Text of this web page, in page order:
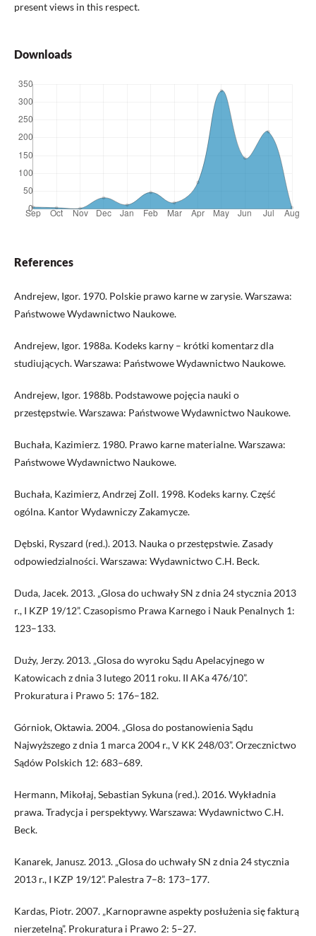
present views in this respect.
Downloads
References
Andrejew, Igor. 1970. Polskie prawo karne w zarysie. Warszawa:
Państwowe Wydawnictwo Naukowe.
Andrejew, Igor. 1988a. Kodeks karny – krótki komentarz dla
studiujących. Warszawa: Państwowe Wydawnictwo Naukowe.
Andrejew, Igor. 1988b. Podstawowe pojęcia nauki o
przestępstwie. Warszawa: Państwowe Wydawnictwo Naukowe.
Buchała, Kazimierz. 1980. Prawo karne materialne. Warszawa:
Państwowe Wydawnictwo Naukowe.
Buchała, Kazimierz, Andrzej Zoll. 1998. Kodeks karny. Część
ogólna. Kantor Wydawniczy Zakamycze.
Dębski, Ryszard (red.). 2013. Nauka o przestępstwie. Zasady
odpowiedzialności. Warszawa: Wydawnictwo C.H. Beck.
Duda, Jacek. 2013. „Glosa do uchwały SN z dnia 24 stycznia 2013
r., I KZP 19/12”. Czasopismo Prawa Karnego i Nauk Penalnych 1:
123–133.
Duży, Jerzy. 2013. „Glosa do wyroku Sądu Apelacyjnego w
Katowicach z dnia 3 lutego 2011 roku. II AKa 476/10”.
Prokuratura i Prawo 5: 176–182.
Górniok, Oktawia. 2004. „Glosa do postanowienia Sądu
Najwyższego z dnia 1 marca 2004 r., V KK 248/03”. Orzecznictwo
Sądów Polskich 12: 683–689.
Hermann, Mikołaj, Sebastian Sykuna (red.). 2016. Wykładnia
prawa. Tradycja i perspektywy. Warszawa: Wydawnictwo C.H.
Beck.
Kanarek, Janusz. 2013. „Glosa do uchwały SN z dnia 24 stycznia
2013 r., I KZP 19/12”. Palestra 7–8: 173–177.
Kardas, Piotr. 2007. „Karnoprawne aspekty posłużenia się fakturą
nierzetelną”. Prokuratura i Prawo 2: 5–27.